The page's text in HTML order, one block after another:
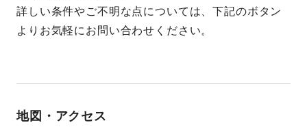
詳しい条件やご不明な点については、下記のボタン
よりお気軽にお問い合わせください。
地図・アクセス